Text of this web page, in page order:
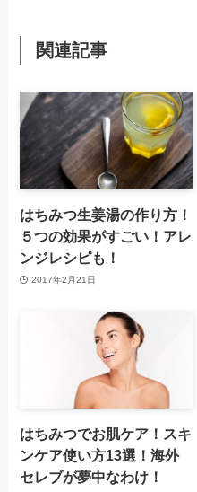
関連記事
はちみつ生姜湯の作り方！
５つの効果がすごい！アレ
ンジレシピも！
2017年2月21日
はちみつでお肌ケア！スキ
ンケア使い方13選！海外
セレブが夢中なわけ！